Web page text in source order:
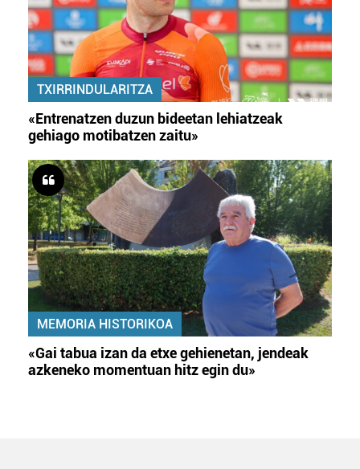
TXIRRINDULARITZA
«Entrenatzen duzun bideetan lehiatzeak
gehiago motibatzen zaitu»
MEMORIA HISTORIKOA
«Gai tabua izan da etxe gehienetan, jendeak
azkeneko momentuan hitz egin du»